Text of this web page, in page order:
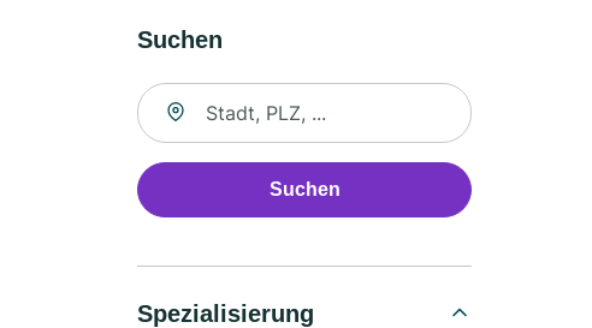
Suchen
Suche nach Ort
Suchen
Spezialisierung